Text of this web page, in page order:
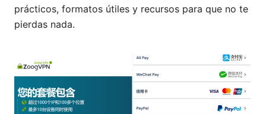
prácticos, formatos útiles y recursos para que no te
pierdas nada.